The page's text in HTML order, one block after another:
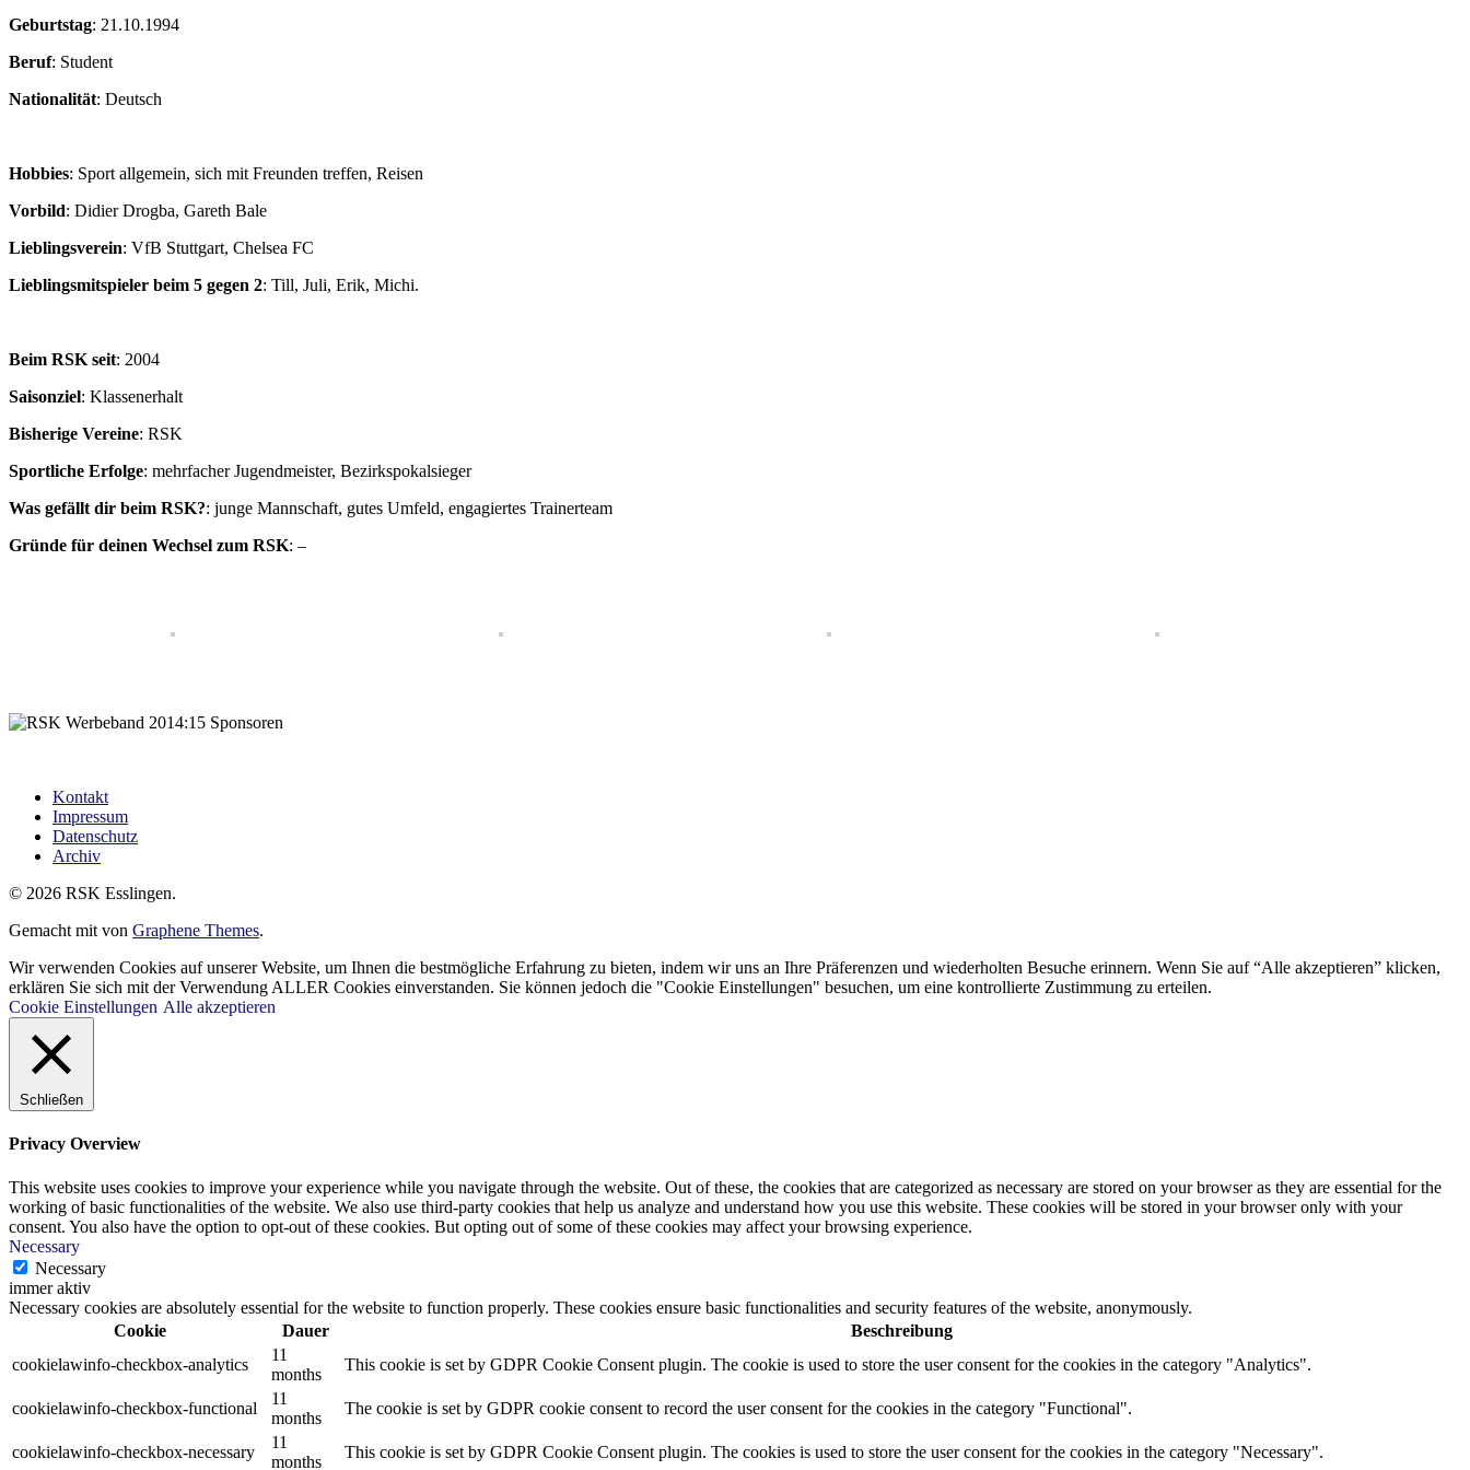
Geburtstag: 21.10.1994
Beruf: Student
Nationalität: Deutsch
Hobbies: Sport allgemein, sich mit Freunden treffen, Reisen
Vorbild: Didier Drogba, Gareth Bale
Lieblingsverein: VfB Stuttgart, Chelsea FC
Lieblingsmitspieler beim 5 gegen 2: Till, Juli, Erik, Michi.
Beim RSK seit: 2004
Saisonziel: Klassenerhalt
Bisherige Vereine: RSK
Sportliche Erfolge: mehrfacher Jugendmeister, Bezirkspokalsieger
Was gefällt dir beim RSK?: junge Mannschaft, gutes Umfeld, engagiertes Trainerteam
Gründe für deinen Wechsel zum RSK: –
Kontakt
Impressum
Datenschutz
Archiv
© 2026 RSK Esslingen.
Gemacht mit von Graphene Themes.
Wir verwenden Cookies auf unserer Website, um Ihnen die bestmögliche Erfahrung zu bieten, indem wir uns an Ihre Präferenzen und wiederholten Besuche erinnern. Wenn Sie auf “Alle akzeptieren” klicken,
erklären Sie sich mit der Verwendung ALLER Cookies einverstanden. Sie können jedoch die "Cookie Einstellungen" besuchen, um eine kontrollierte Zustimmung zu erteilen.
Cookie Einstellungen Alle akzeptieren
Schließen
Privacy Overview
This website uses cookies to improve your experience while you navigate through the website. Out of these, the cookies that are categorized as necessary are stored on your browser as they are essential for the
working of basic functionalities of the website. We also use third-party cookies that help us analyze and understand how you use this website. These cookies will be stored in your browser only with your
consent. You also have the option to opt-out of these cookies. But opting out of some of these cookies may affect your browsing experience.
Necessary
Necessary
immer aktiv
Necessary cookies are absolutely essential for the website to function properly. These cookies ensure basic functionalities and security features of the website, anonymously.
Cookie
Dauer
Beschreibung
cookielawinfo-checkbox-analytics
11
months
This cookie is set by GDPR Cookie Consent plugin. The cookie is used to store the user consent for the cookies in the category "Analytics".
cookielawinfo-checkbox-functional
11
months
The cookie is set by GDPR cookie consent to record the user consent for the cookies in the category "Functional".
cookielawinfo-checkbox-necessary
11
months
This cookie is set by GDPR Cookie Consent plugin. The cookies is used to store the user consent for the cookies in the category "Necessary".